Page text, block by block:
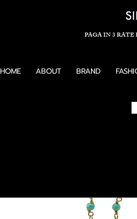
PAGA IN 3 RATE
HOME ABOUT BRAND